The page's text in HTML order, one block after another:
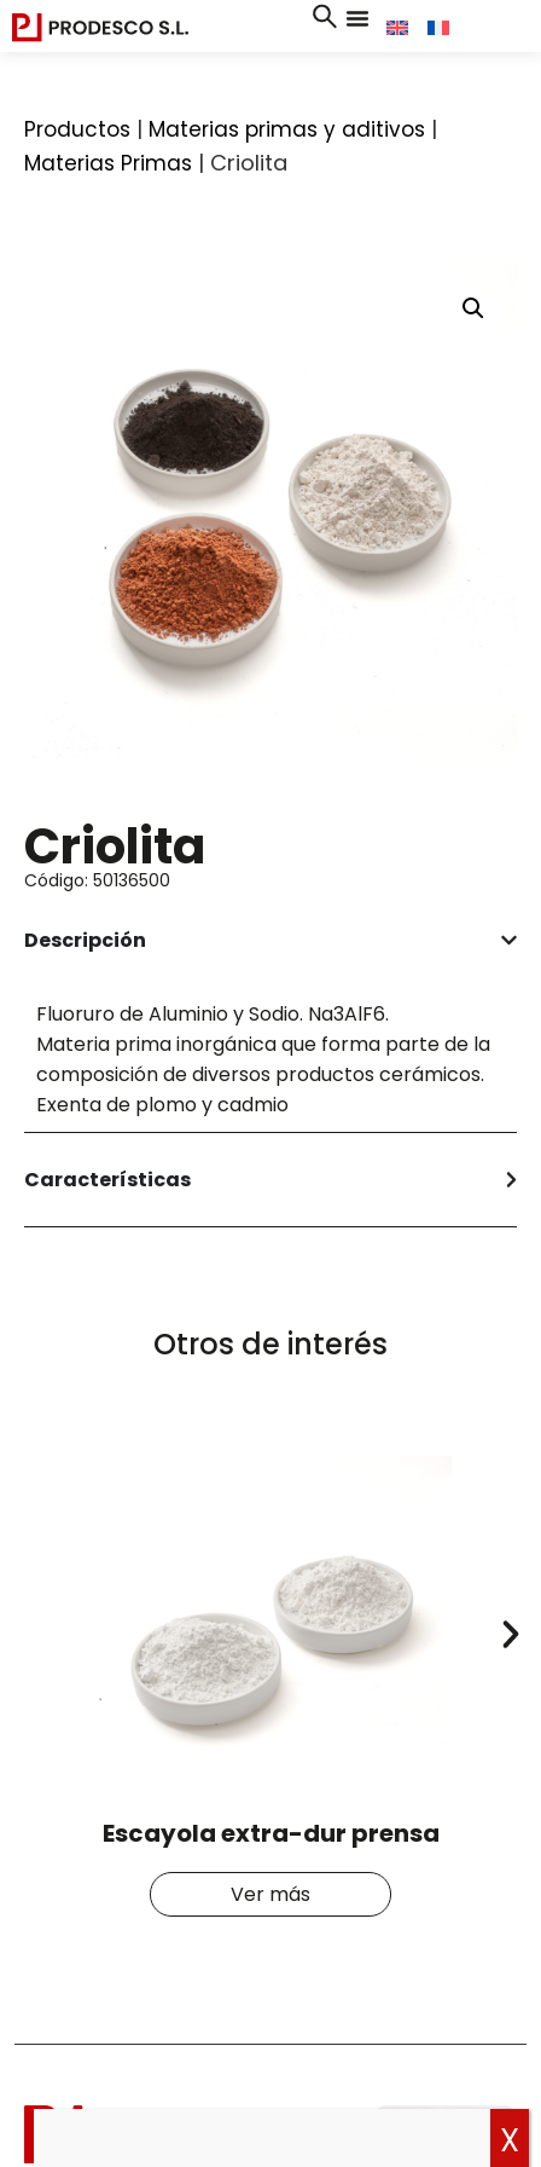
Productos | Materias primas y aditivos |
Materias Primas | Criolita
Criolita
Código: 50136500
Descripción
Fluoruro de Aluminio y Sodio. Na3AlF6.
Materia prima inorgánica que forma parte de la
composición de diversos productos cerámicos.
Exenta de plomo y cadmio
Características
Otros de interés
Escayola extra-dur prensa
Ver más